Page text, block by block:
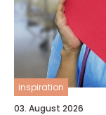
inspiration
03. August 2026